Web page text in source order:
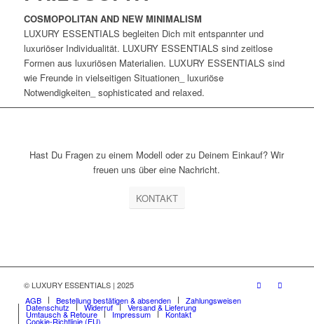
COSMOPOLITAN AND NEW MINIMALISM
LUXURY ESSENTIALS begleiten Dich mit entspannter und
luxuriöser Individualität. LUXURY ESSENTIALS sind zeitlose
Formen aus luxuriösen Materialien. LUXURY ESSENTIALS sind
wie Freunde in vielseitigen Situationen_ luxuriöse
Notwendigkeiten_ sophisticated and relaxed.
Hast Du Fragen zu einem Modell oder zu Deinem Einkauf? Wir
freuen uns über eine Nachricht.
KONTAKT
© LUXURY ESSENTIALS | 2025
AGB
Bestellung bestätigen & absenden Zahlungsweisen
Datenschutz Widerruf Versand & Lieferung
Umtausch & Retoure Impressum Kontakt
Cookie-Richtlinie (EU)